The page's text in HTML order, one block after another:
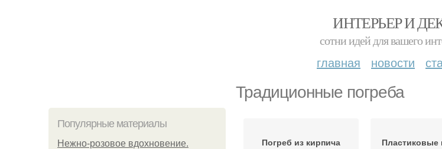
ИНТЕРЬЕР И
сотни идей для вашего
главная новости
Традиционные погреба
Популярные материалы
Нежно-розовое вдохновение.
Погреб из кирпича Пластиковые